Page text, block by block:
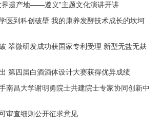
界遗产地——遵义”主题文化演讲开讲
医到科创破壁 我的康养发酵技术成长的坎坷
翠微研发成功获国家专利受理 新型无盐无麸
第四届白酒酒体设计大赛获得优异成绩
南昌大学谢明勇院士共建院士专家协同创新中
审查细则公开征求意见